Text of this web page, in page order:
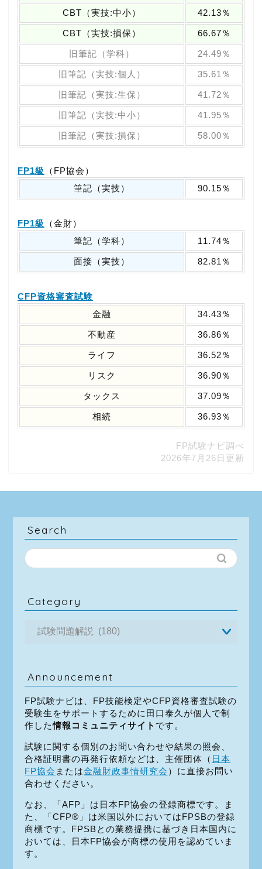
CBT（実技:中小） 42.13％
CBT（実技:損保） 66.67％
旧筆記（学科） 24.49％
旧筆記（実技:個人） 35.61％
旧筆記（実技:生保） 41.72％
旧筆記（実技:中小） 41.95％
旧筆記（実技:損保） 58.00％
FP1級
（FP協会）
筆記（実技）
90.15％
FP1級
（金財）
筆記（学科）
11.74％
面接（実技） 82.81％
CFP資格審査試験
金融
34.43％
不動産 36.86％
ライフ 36.52％
リスク 36.90％
タックス 37.09％
相続 36.93％
FP試験ナビ調べ
2026年7月26日更新
Search
Category
Announcement
FP試験ナビは、FP技能検定やCFP資格審査試験の
受験生をサポートするために田口泰久が個人で制
作した情報コミュニティサイト です。
試験に関する個別のお問い合わせや結果の照会、
合格証明書の再発行依頼などは、主催団体（ 日本
FP協会 または金融財政事情研究会 ）に直接お問い
合わせください。
なお、「AFP」は日本FP協会の登録商標です。ま
た、「CFP®」は米国以外においてはFPSBの登録
商標です。FPSBとの業務提携に基づき日本国内に
おいては、日本FP協会が商標の使用を認めていま
す。